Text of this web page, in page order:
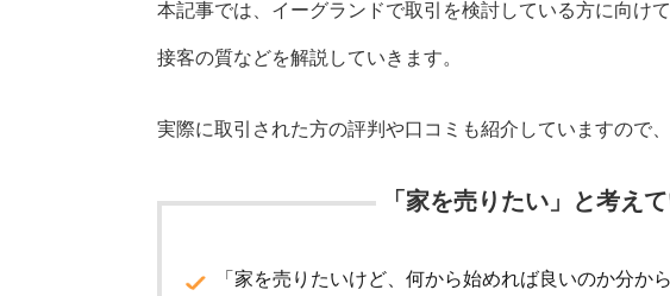
本記事では、イーグランドで取引を検討している方に向け
接客の質などを解説していきます。
実際に取引された方の評判や口コミも紹介していますので
「家を売りたい」と考え
「家を売りたいけど、何から始めれば良いのか分か